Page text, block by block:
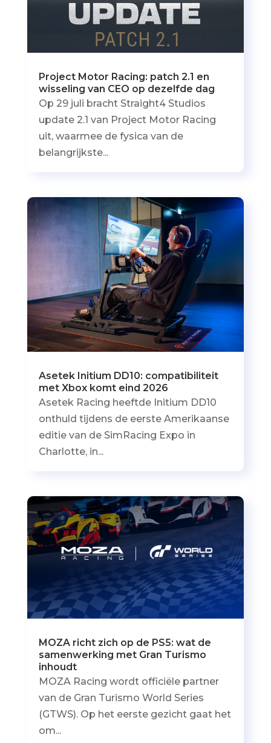
Project Motor Racing: patch 2.1 en
wisseling van CEO op dezelfde dag
Op 29 juli bracht Straight4 Studios
update 2.1 van Project Motor Racing
uit, waarmee de fysica van de
belangrijkste...
Asetek Initium DD10: compatibiliteit
met Xbox komt eind 2026
Asetek Racing heeftde Initium DD10
onthuld tijdens de eerste Amerikaanse
editie van de SimRacing Expo in
Charlotte, in...
MOZA richt zich op de PS5: wat de
samenwerking met Gran Turismo
inhoudt
MOZA Racing wordt officiële partner
van de Gran Turismo World Series
(GTWS). Op het eerste gezicht gaat het
om...